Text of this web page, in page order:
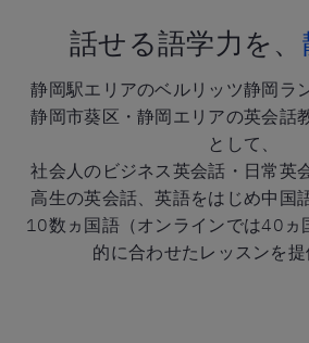
話せる語学力を、
静岡駅エリアのベルリッツ静岡ラ
静岡市葵区・静岡エリアの英会話
として、
社会人のビジネス英会話・日常英
高生の英会話、英語をはじめ中国
10数ヵ国語（オンラインでは40ヵ
的に合わせたレッスンを提